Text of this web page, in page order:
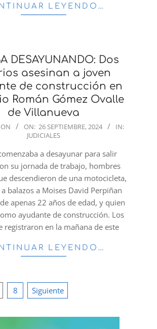
LEYENDO…
DESAYUNANDO: Dos
asesinan a joven
de construcción en
Román Gómez Ovalle
de Villanueva
ON: 26 SEPTIEMBRE, 2024
IN:
JUDICIALES
a desayunar para salir
su jornada de trabajo, hombres
descendieron de una motocicleta,
balazos a Moises David Perpiñan
apenas 22 años de edad, y quien
ayudante de construcción. Los
registraron en la mañana de este
LEYENDO…
8 Siguiente